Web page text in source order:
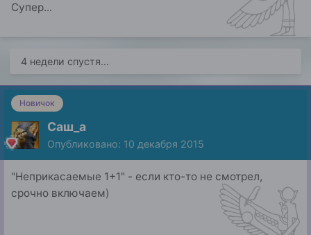
Супер...
4 недели спустя...
Новичок
Саш_а
Опубликовано: 10 декабря 2015
"Неприкасаемые 1+1" - если кто-то не смотрел,
срочно включаем)